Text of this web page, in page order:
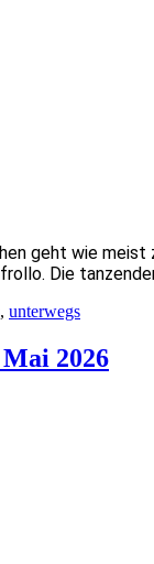
geht wie meist
Die
, unterwegs
2026